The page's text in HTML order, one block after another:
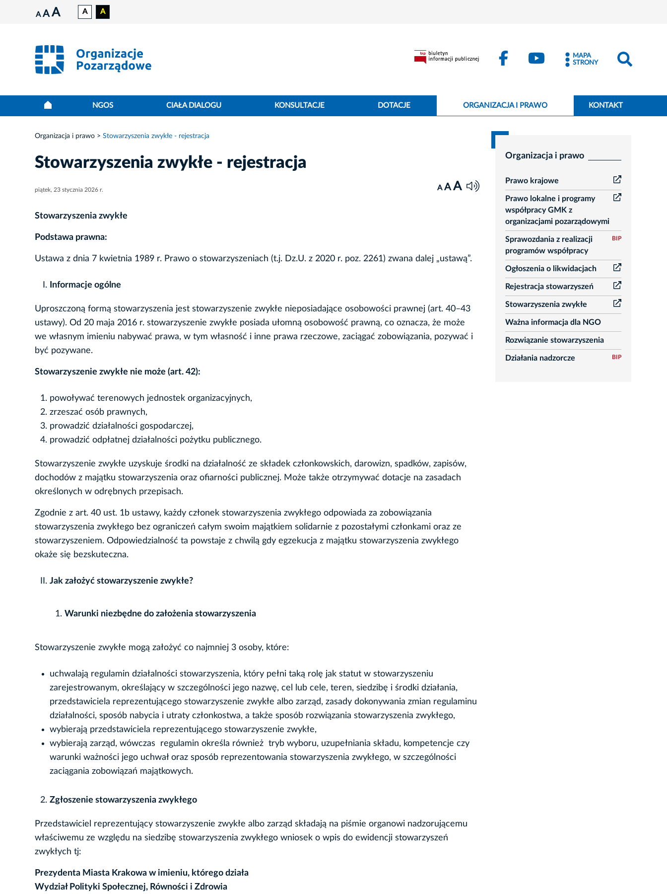
A A A A A
MAPA
STRONY
NGOS CIAŁA DIALOGU KONSULTACJE DOTACJE ORGANIZACJA I PRAWO KONTAKT
Organizacja i prawo Stowarzyszenia zwykłe - rejestracja
Stowarzyszenia zwykłe - rejestracja
piątek, 23 stycznia 2026 r. A A A
Stowarzyszenia zwykłe
Podstawa prawna:
Ustawa z dnia 7 kwietnia 1989 r. Prawo o stowarzyszeniach (t.j. Dz.U. z 2020 r. poz. 2261) zwana dalej „ustawą”.
Informacje ogólne
Uproszczoną formą stowarzyszenia jest stowarzyszenie zwykłe nieposiadające osobowości prawnej (art. 40–43
ustawy). Od 20 maja 2016 r. stowarzyszenie zwykłe posiada ułomną osobowość prawną, co oznacza, że może
we własnym imieniu nabywać prawa, w tym własność i inne prawa rzeczowe, zaciągać zobowiązania, pozywać i
być pozywane.
Stowarzyszenie zwykłe nie może (art. 42):
powoływać terenowych jednostek organizacyjnych,
zrzeszać osób prawnych,
prowadzić działalności gospodarczej,
prowadzić odpłatnej działalności pożytku publicznego.
Stowarzyszenie zwykłe uzyskuje środki na działalność ze składek członkowskich, darowizn, spadków, zapisów,
dochodów z majątku stowarzyszenia oraz ofiarności publicznej. Może także otrzymywać dotacje na zasadach
określonych w odrębnych przepisach.
Zgodnie z art. 40 ust. 1b ustawy, każdy członek stowarzyszenia zwykłego odpowiada za zobowiązania
stowarzyszenia zwykłego bez ograniczeń całym swoim majątkiem solidarnie z pozostałymi członkami oraz ze
stowarzyszeniem. Odpowiedzialność ta powstaje z chwilą gdy egzekucja z majątku stowarzyszenia zwykłego
okaże się bezskuteczna.
Jak założyć stowarzyszenie zwykłe?
Warunki niezbędne do założenia stowarzyszenia
Stowarzyszenie zwykłe mogą założyć co najmniej 3 osoby, które:
uchwalają regulamin działalności stowarzyszenia, który pełni taką rolę jak statut w stowarzyszeniu
zarejestrowanym, określający w szczególności jego nazwę, cel lub cele, teren, siedzibę i środki działania,
przedstawiciela reprezentującego stowarzyszenie zwykłe albo zarząd, zasady dokonywania zmian regulaminu
działalności, sposób nabycia i utraty członkostwa, a także sposób rozwiązania stowarzyszenia zwykłego,
wybierają przedstawiciela reprezentującego stowarzyszenie zwykłe,
wybierają zarząd, wówczas regulamin określa również tryb wyboru, uzupełniania składu, kompetencje czy
warunki ważności jego uchwał oraz sposób reprezentowania stowarzyszenia zwykłego, w szczególności
zaciągania zobowiązań majątkowych.
Zgłoszenie stowarzyszenia zwykłego
Przedstawiciel reprezentujący stowarzyszenie zwykłe albo zarząd składają na piśmie organowi nadzorującemu
właściwemu ze względu na siedzibę stowarzyszenia zwykłego wniosek o wpis do ewidencji stowarzyszeń
zwykłych tj:
Prezydenta Miasta Krakowa w imieniu, którego działa
Wydział Polityki Społecznej, Równości i Zdrowia
Organizacja i prawo
Prawo krajowe
Prawo lokalne i programy
współpracy GMK z
organizacjami pozarządowymi
Sprawozdania z realizacji
programów współpracy
BIP
Ogłoszenia o likwidacjach
Rejestracja stowarzyszeń
Stowarzyszenia zwykłe
Ważna informacja dla NGO
Rozwiązanie stowarzyszenia
Działania nadzorcze BIP